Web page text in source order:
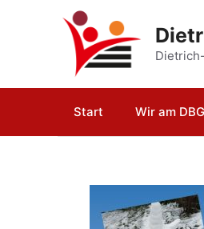
Start Wir am DBG